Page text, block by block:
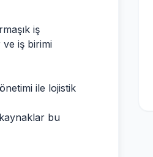
iş
ve iş birimi
ile lojistik
bu